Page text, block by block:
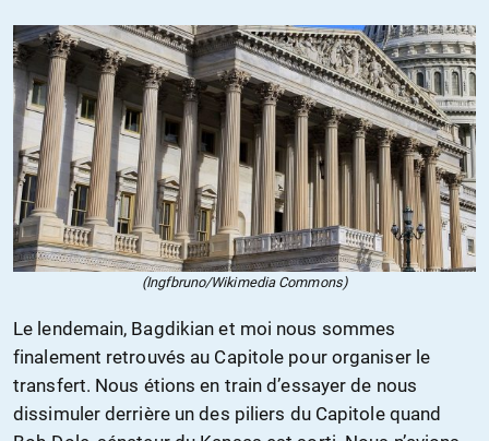
(Ingfbruno/Wikimedia Commons)
Le lendemain, Bagdikian et moi nous sommes
finalement retrouvés au Capitole pour organiser le
transfert. Nous étions en train d’essayer de nous
dissimuler derrière un des piliers du Capitole quand